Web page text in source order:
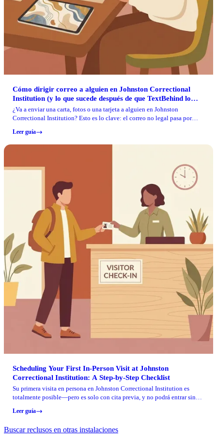
Cómo dirigir correo a alguien en Johnston Correctional
Institution (y lo que sucede después de que TextBehind lo
escanea)
¿Va a enviar una carta, fotos o una tarjeta a alguien en Johnston
Correctional Institution? Esto es lo clave: el correo no legal pasa por
su correo será escaneado y entregado en la tableta de su ser querido.
Leer guía
Scheduling Your First In-Person Visit at Johnston
Correctional Institution: A Step-by-Step Checklist
Su primera visita en persona en Johnston Correctional Institution es
totalmente posible—pero es solo con cita previa, y no podrá entrar sin
de visitantes, programar su cita y evitar que lo nieguen en la puerta.
Leer guía
Buscar reclusos en otras instalaciones